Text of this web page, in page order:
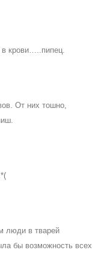
крови…..пипец.
От них тошно,
люди в тварей
бы возможность всех